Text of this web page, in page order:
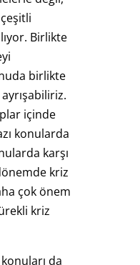
Birlikte
birlikte
içinde
konularda
karşı
kriz
çok önem
kriz
da